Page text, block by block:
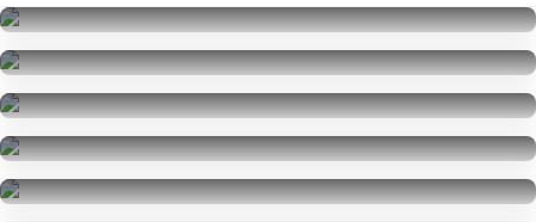
205/60R16
27000
за 4 шт.
205/60R16
8000
за 4 шт.
205/60R16
2000
за 1 шт.
205/60R16